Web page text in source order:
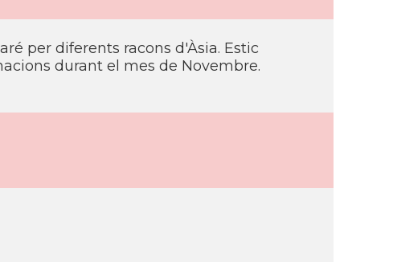
per diferents racons d'Àsia. Estic
durant el mes de Novembre.